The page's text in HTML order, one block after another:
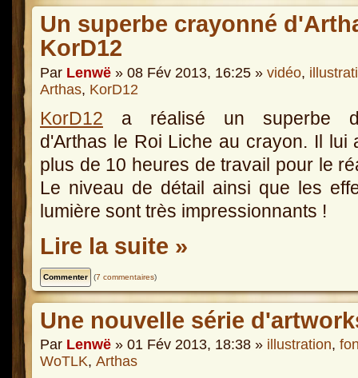
Un superbe crayonné
KorD12
Par Lenwë » 08 Fév 2013, 16:25 » vidéo,
Arthas, KorD12
KorD12 a réalisé un superbe
d'Arthas le Roi Liche au crayon. Il lui
plus de 10 heures de travail pour le
Le niveau de détail ainsi que les
lumière sont très impressionnants !
Lire la suite »
(7 commentaires)
Une nouvelle série
Par Lenwë » 01 Fév 2013, 18:38 » illustration,
WoTLK, Arthas